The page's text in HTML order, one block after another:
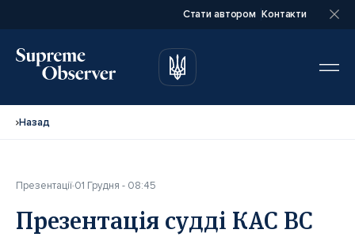
Стати автором Контакти
Повне ім’я*
Назад
Презентації 01 Грудня - 08:45
Презентація судді КАС ВС
Повне ім’я*